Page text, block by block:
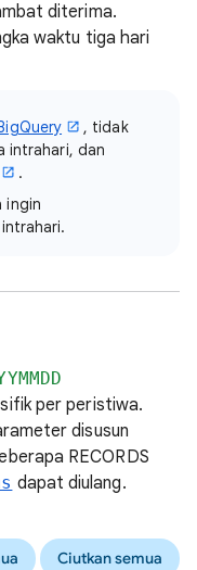
diterima.
waktu tiga hari
, tidak
intrahari, dan
.
ingin
per peristiwa.
disusun
RECORDS
dapat diulang.
Ciutkan semua